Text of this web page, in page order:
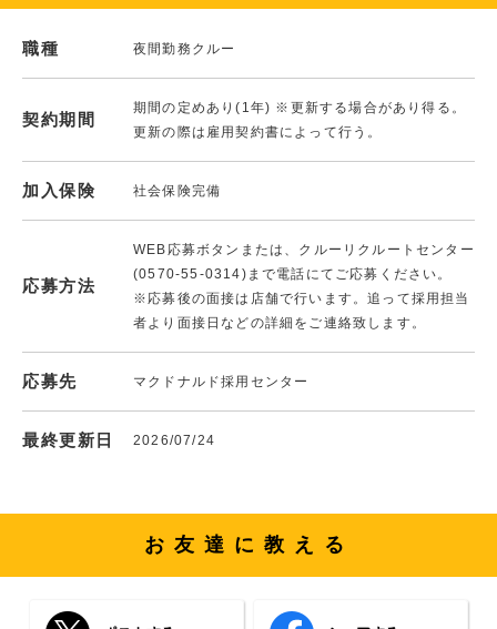
職種 夜間勤務クルー
契約期間
期間の定めあり(1年) ※更新する場合があり得る。
更新の際は雇用契約書によって行う。
加入保険 社会保険完備
応募方法
WEB応募ボタンまたは、クルーリクルートセンター
(0570-55-0314)まで電話にてご応募ください。
※応募後の面接は店舗で行います。追って採用担当
者より面接日などの詳細をご連絡致します。
応募先 マクドナルド採用センター
最終更新日 2026/07/24
お友達に教える